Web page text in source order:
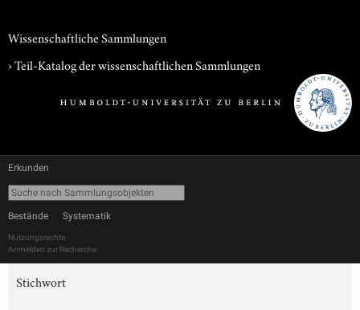
Wissenschaftliche Sammlungen
› Teil-Katalog der wissenschaftlichen Sammlungen
Erkunden
Bestände Systematik
Nutzungsrechte
Anmelden zur Recherche
Stichwort